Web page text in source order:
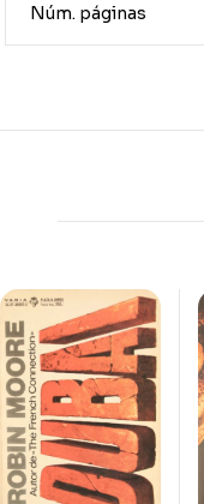
Núm. páginas